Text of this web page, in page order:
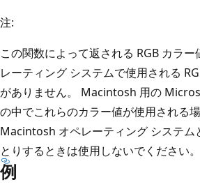
注:
この関数によって返される RGB カラ
レーティング システムで使用される
がありません。 Macintosh 用の
の中でこれらのカラー値が使用される場
Macintosh オペレーティング システム
とりするときは使用しないでください。
例